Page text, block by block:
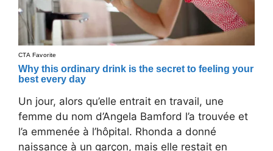
Un jour, alors qu’elle entrait en travail, une
femme du nom d’Angela Bamford l’a trouvée et
l’a emmenée à l’hôpital. Rhonda a donné
naissance à un garçon, mais elle restait en